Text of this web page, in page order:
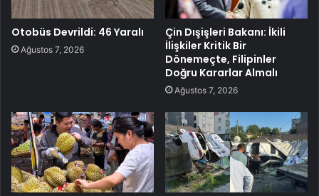
Otobüs Devrildi: 46 Yaralı
Ağustos 7, 2026
Çin Dışişleri Bakanı: İkili
İlişkiler Kritik Bir
Dönemeçte, Filipinler
Doğru Kararlar Almalı
Ağustos 7, 2026